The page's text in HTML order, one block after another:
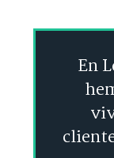
En